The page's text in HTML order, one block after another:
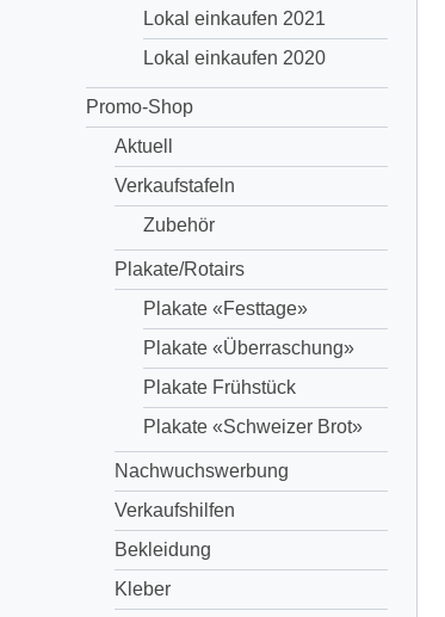
Lokal einkaufen 2021
Lokal einkaufen 2020
Promo-Shop
Aktuell
Verkaufstafeln
Zubehör
Plakate/Rotairs
Plakate «Festtage»
Plakate «Überraschung»
Plakate Frühstück
Plakate «Schweizer Brot»
Nachwuchswerbung
Verkaufshilfen
Bekleidung
Kleber